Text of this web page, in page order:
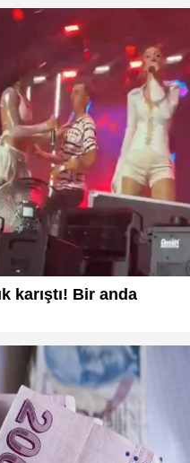
karıştı! Bir anda